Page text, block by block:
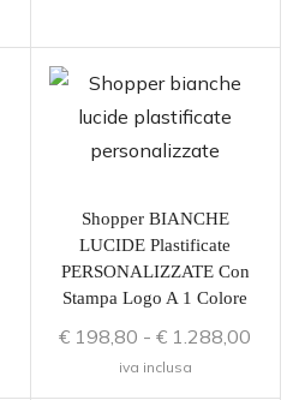
Shopper BIANCHE
LUCIDE Plastificate
PERSONALIZZATE Con
Stampa Logo A 1 Colore
€ 198,80 - € 1.288,00
iva inclusa